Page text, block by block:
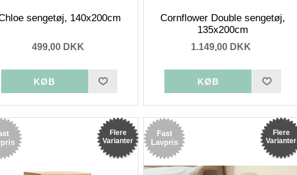
sengetøj, 140x200cm
499,00 DKK
Cornflower Double sengetøj,
135x200cm
1.149,00 DKK
Flere
Varianter
Fast
Lavpris
Flere
Varianter